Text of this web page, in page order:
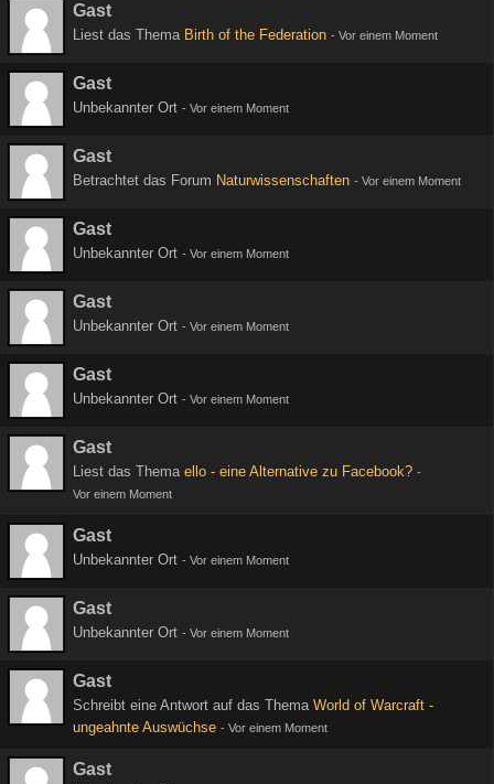
Gast
Liest das Thema Birth of the Federation - Vor einem Moment
Gast
Unbekannter Ort - Vor einem Moment
Gast
Betrachtet das Forum Naturwissenschaften - Vor einem Moment
Gast
Unbekannter Ort - Vor einem Moment
Gast
Unbekannter Ort - Vor einem Moment
Gast
Unbekannter Ort - Vor einem Moment
Gast
Liest das Thema ello - eine Alternative zu Facebook? -
Vor einem Moment
Gast
Unbekannter Ort - Vor einem Moment
Gast
Unbekannter Ort - Vor einem Moment
Gast
Schreibt eine Antwort auf das Thema World of Warcraft -
ungeahnte Auswüchse - Vor einem Moment
Gast